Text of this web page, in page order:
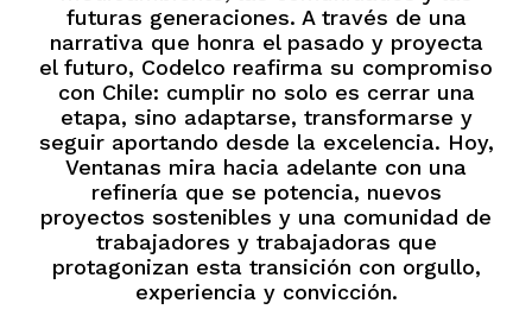
futuras generaciones. A través de una
narrativa que honra el pasado y proyecta
el futuro, Codelco reafirma su compromiso
con Chile: cumplir no solo es cerrar una
etapa, sino adaptarse, transformarse y
seguir aportando desde la excelencia. Hoy,
Ventanas mira hacia adelante con una
refinería que se potencia, nuevos
proyectos sostenibles y una comunidad de
trabajadores y trabajadoras que
protagonizan esta transición con orgullo,
experiencia y convicción.